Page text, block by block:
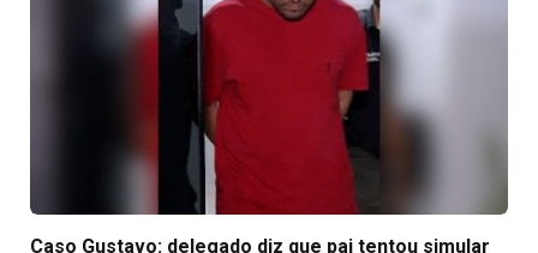
Caso Gustavo: delegado diz que pai tentou simular